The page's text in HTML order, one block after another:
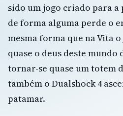
sido um jogo criado para a
de forma alguma perde o
mesma forma que na Vita
quase o deus deste mundo
tornar-se quase um totem
também o Dualshock 4
patamar.